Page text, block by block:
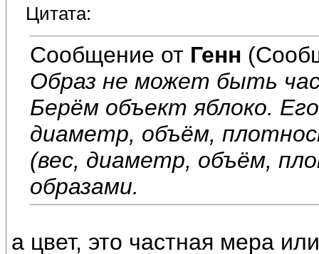
Цитата:
Сообщение от Генн
Образ не может быть
Берём объект яблоко.
диаметр, объём,
(вес, диаметр, объём,
образами.
а цвет, это частная мера